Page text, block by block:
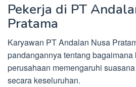
Pekerja di PT
Pratama
Karyawan PT Andalan Nusa
pandangannya tentang
perusahaan memengaruhi
secara keseluruhan.